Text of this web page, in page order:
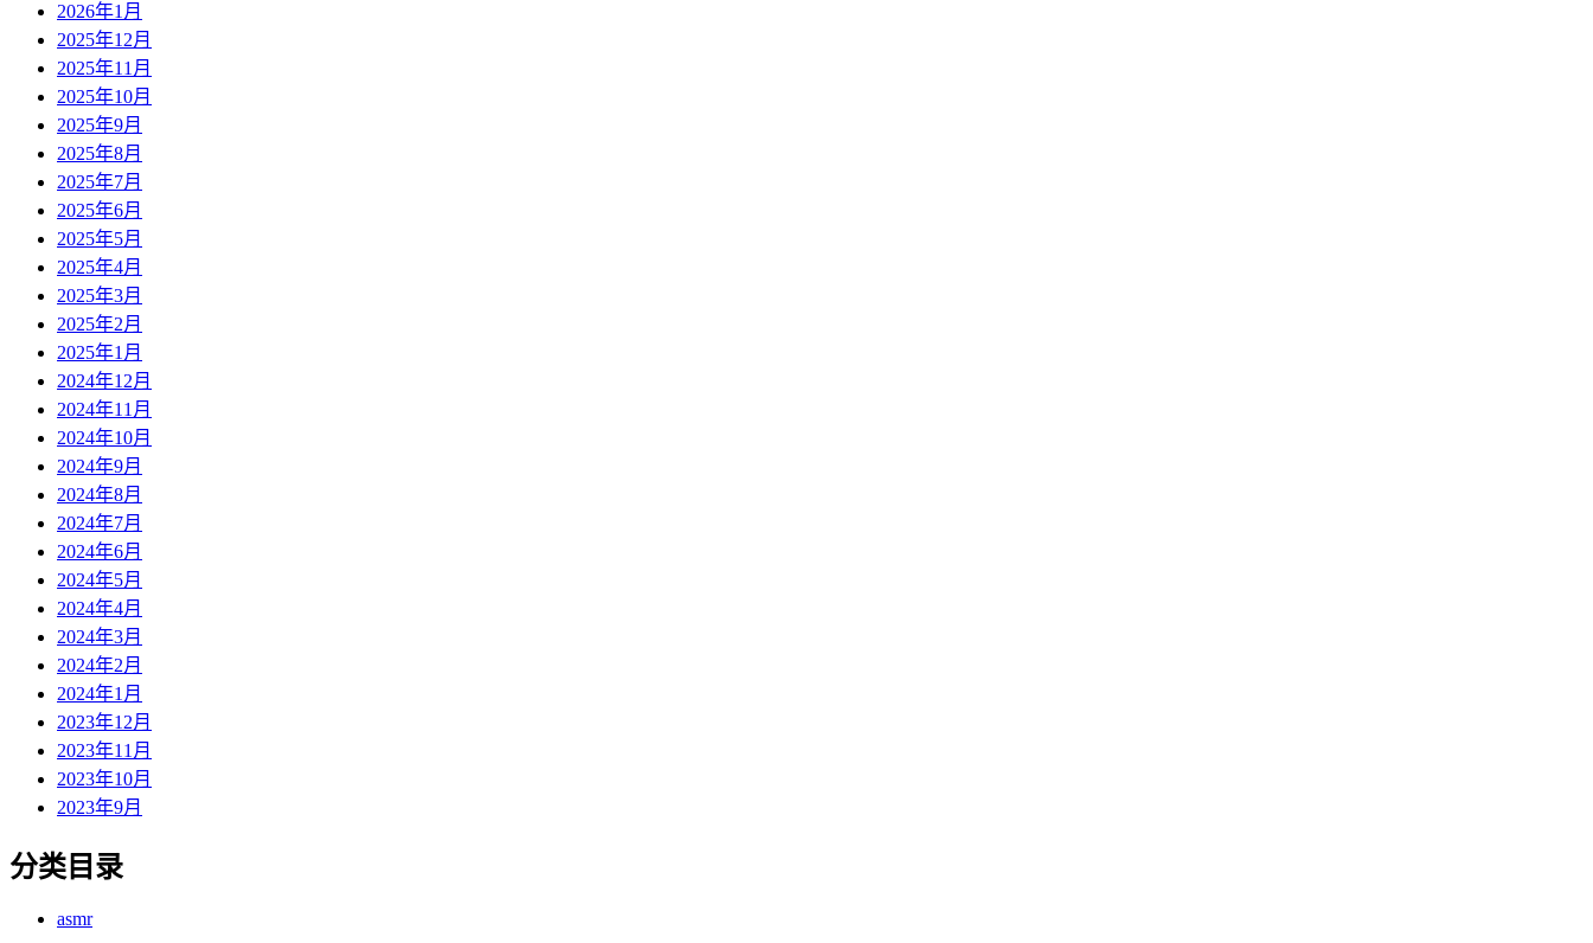
2026年1月
2025年12月
2025年11月
2025年10月
2025年9月
2025年8月
2025年7月
2025年6月
2025年5月
2025年4月
2025年3月
2025年2月
2025年1月
2024年12月
2024年11月
2024年10月
2024年9月
2024年8月
2024年7月
2024年6月
2024年5月
2024年4月
2024年3月
2024年2月
2024年1月
2023年12月
2023年11月
2023年10月
2023年9月
分类目录
asmr